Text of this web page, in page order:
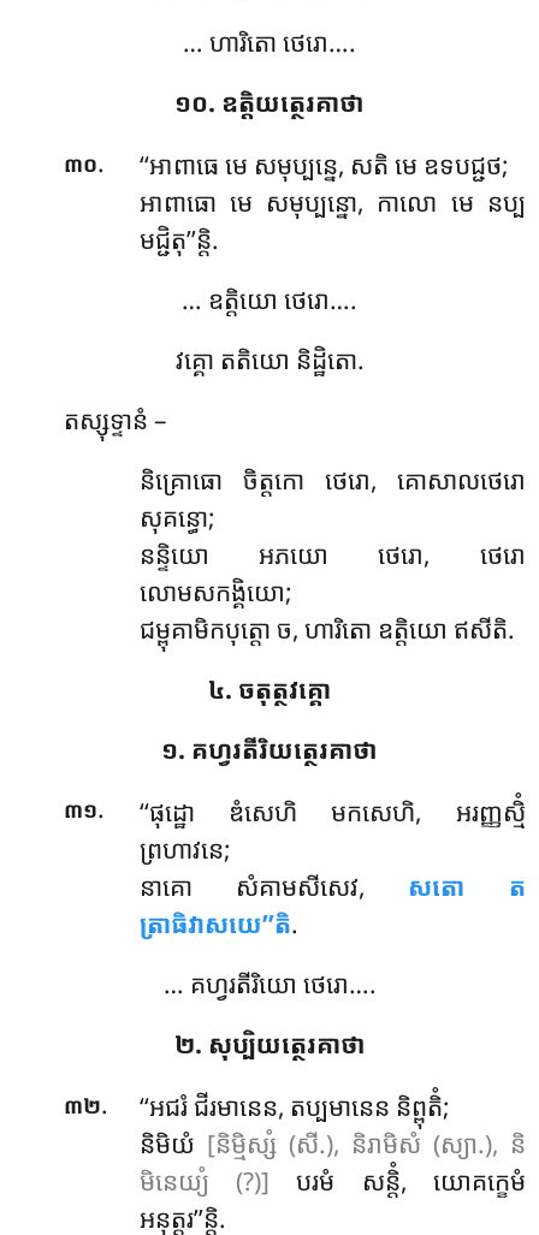
… ហារិតោ ថេរោ….
១០. ឧត្តិយត្ថេរគាថា
៣០.
‘‘អាពាធេ មេ សមុប្បន្នេ, សតិ មេ ឧទបជ្ជថ;
អាពាធោ មេ សមុប្បន្នោ, កាលោ មេ នប្ប
មជ្ជិតុ’’ន្តិ.
… ឧត្តិយោ ថេរោ….
វគ្គោ តតិយោ និដ្ឋិតោ.
តស្សុទ្ទានំ –
និគ្រោធោ ចិត្តកោ ថេរោ, គោសាលថេរោ
សុគន្ធោ;
នន្ទិយោ អភយោ ថេរោ, ថេរោ
លោមសកង្គិយោ;
ជម្ពុគាមិកបុត្តោ ច, ហារិតោ ឧត្តិយោ ឥសីតិ.
៤. ចតុត្ថវគ្គោ
១. គហ្វរតីរិយត្ថេរគាថា
៣១. ‘‘ផុដ្ឋោ ឌំសេហិ មកសេហិ, អរញ្ញស្មិំ
ព្រហាវនេ;
នាគោ សំគាមសីសេវ, សតោ ត
ត្រាធិវាសយេ’’តិ.
… គហ្វរតីរិយោ ថេរោ….
២. សុប្បិយត្ថេរគាថា
៣២. ‘‘អជរំ ជីរមានេន, តប្បមានេន និព្ពុតិំ;
និមិយំ [និម្មិស្សំ (សី.), និរាមិសំ (ស្យា.), និ
មិនេយ្យំ (?)] បរមំ សន្តិំ, យោគក្ខេមំ
អនុត្តរ’’ន្តិ.